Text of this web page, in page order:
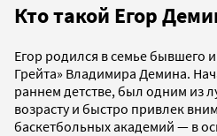
Кто такой Егор
Егор родился в семье бывшего
Грейта» Владимира Демина.
раннем детстве, был одним из
возрасту и быстро привлек
баскетбольных академий — в